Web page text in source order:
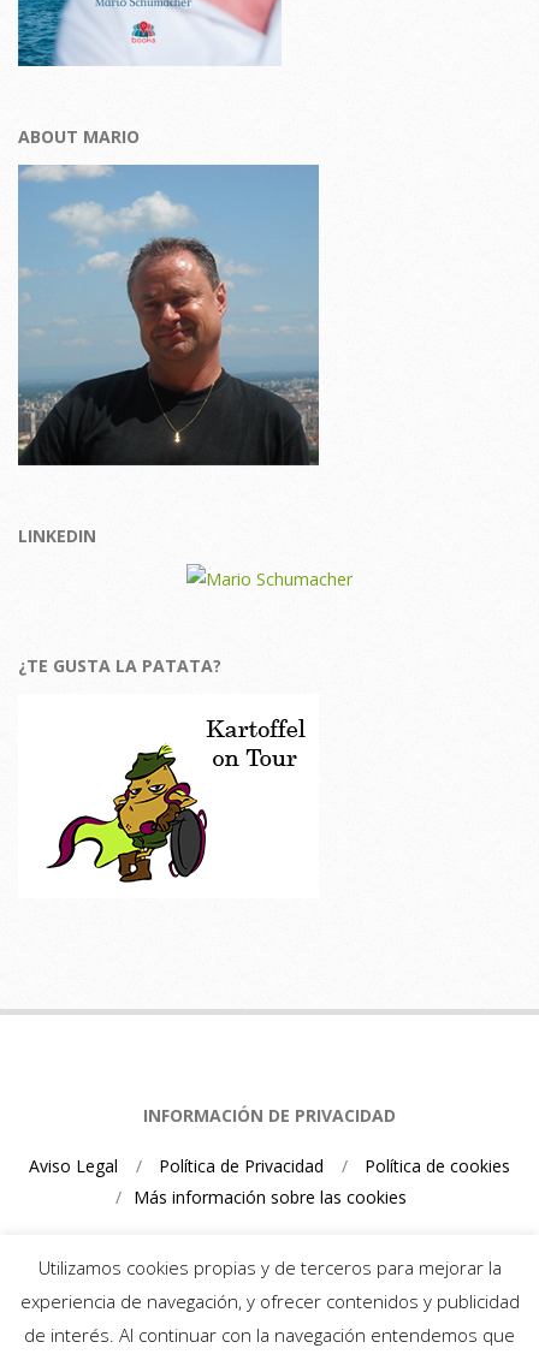
ABOUT MARIO
LINKEDIN
¿TE GUSTA LA PATATA?
INFORMACIÓN DE PRIVACIDAD
Aviso Legal Política de Privacidad
Política de cookies
Más información sobre las cookies
Mario Schumacher Blog 2026
Utilizamos cookies propias y de terceros para mejorar la
experiencia de navegación, y ofrecer contenidos y publicidad
de interés. Al continuar con la navegación entendemos que